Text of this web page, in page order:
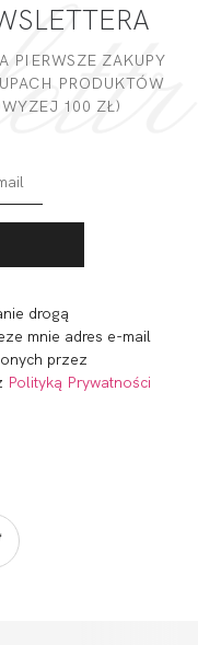
152,00 zł
PIERWSZE ZAKUPY
PRODUKTÓW
100 ZŁ)
drogą
mnie adres e-mail
przez
Polityką Prywatności